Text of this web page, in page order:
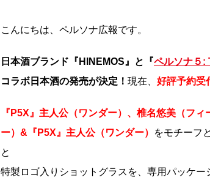
こんにちは、ペルソナ広報です。
日本酒ブランド『HINEMOS』と『ペルソナ５:
コラボ日本酒の発売が決定！ 現在、 好評予約受
『P5X』主人公（ワンダー）、椎名悠美（フ
ー）&『P5X』主人公（ワンダー）
をモチーフ
と
特製ロゴ入りショットグラスを、専用パッケー